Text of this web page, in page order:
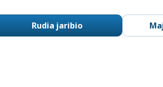
Rudia jaribio